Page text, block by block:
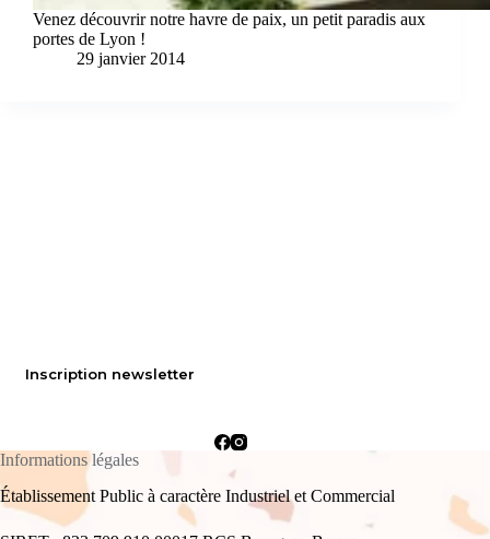
Venez découvrir notre havre de paix, un petit paradis aux
portes de Lyon !
29 janvier 2014
Inscription newsletter
Informations légales
Établissement Public à caractère Industriel et Commercial